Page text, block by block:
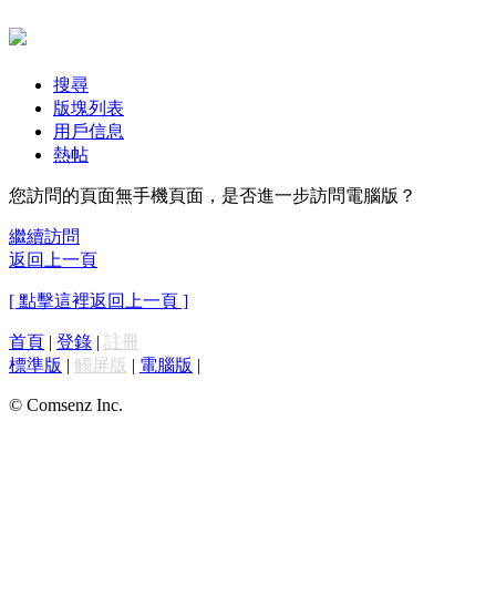
搜尋
版塊列表
用戶信息
熱帖
您訪問的頁面無手機頁面，是否進一步訪問電腦版？
繼續訪問
返回上一頁
[ 點擊這裡返回上一頁 ]
首頁 | 登錄 | 註冊
標準版 | 觸屏版 | 電腦版 |
© Comsenz Inc.